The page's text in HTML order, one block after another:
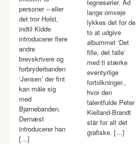
personer – eller
det tror Holst,
indtil Kidde
introducerer flere
andre
brevskrivere og
forbryderbanden
‘Jensen’ der fint
kan måle sig
med
Bjørnebanden.
Dernæst
introducerer han
[…]
tegneserier. Ad
lange omveje
lykkes det for de
to at udgive
albummet ‘Det
fille, det falle’
med ti stærke
eventyrlige
fortolkninger.,
hvor den
talentfulde Peter
Kielland-Brandt
står for alt det
grafiske. […]